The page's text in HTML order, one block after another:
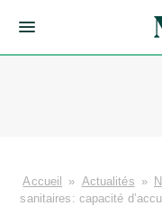
Accueil » Actualités »
sanitaires: capacité